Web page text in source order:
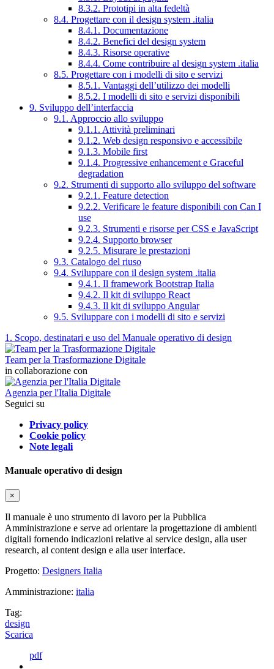
8.3.2. Prototipi in alta fedeltà
8.4. Progettare con il design system .italia
8.4.1. Documentazione
8.4.2. Benefici del design system
8.4.3. Risorse operative
8.4.4. Come contribuire al design system .italia
8.5. Progettare con i modelli di sito e servizi
8.5.1. Vantaggi dell’utilizzo dei modelli
8.5.2. I modelli di sito e servizi disponibili
9. Sviluppo dell’interfaccia
9.1. Approccio allo sviluppo
9.1.1. Attività preliminari
9.1.2. Web design responsivo e accessibile
9.1.3. Mobile first
9.1.4. Progressive enhancement e Graceful
degradation
9.2. Strumenti di supporto allo sviluppo del software
9.2.1. Feature detection
9.2.2. Verificare le feature disponibili con Can I
use
9.2.3. Strumenti e risorse per CSS e JavaScript
9.2.4. Supporto browser
9.2.5. Misurare le prestazioni
9.3. Catalogo del riuso
9.4. Sviluppare con il design system .italia
9.4.1. Il framework Bootstrap Italia
9.4.2. Il kit di sviluppo React
9.4.3. Il kit di sviluppo Angular
9.5. Sviluppare con i modelli di sito e servizi
1. Scopo, destinatari e uso del Manuale operativo di design
Team per la Trasformazione Digitale
in collaborazione con
Agenzia per l'Italia Digitale
Seguici su
Privacy policy
Cookie policy
Note legali
Manuale operativo di design
×
Il manuale è uno strumento di lavoro per la Pubblica
Amministrazione e serve ad orientare la progettazione di ambienti
digitali fornendo indicazioni relative al service design, alla user
research, al content design e alla user interface.
Progetto: Designers Italia
Amministrazione: italia
Tag:
design
Scarica
pdf